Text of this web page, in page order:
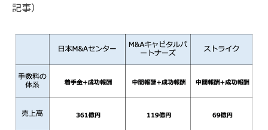
記事）